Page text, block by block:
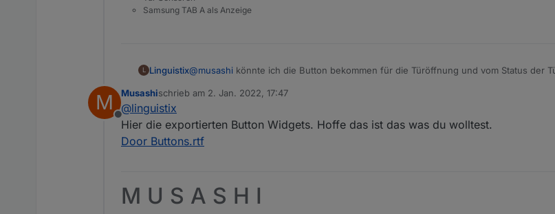
Samsung TAB A als Anzeige
L Linguistix@musashi könnte ich die Button bekommen für die Türöffnung und vom Status der
M
Offline
Musashischrieb am 2. Jan. 2022, 17:47
zuletzt editiert von
@linguistix
Hier die exportierten Button Widgets. Hoffe das ist das was du wolltest.
Door Buttons.rtf
M U S A S H I